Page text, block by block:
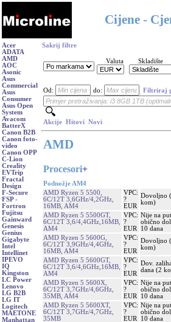
Cijene -
Acer
ADATA
AMD
AOC
Asonic
Asus
Commercial
Asus
Consumer
Asus Open
System
Avacom
BatterX
Canon B2B
Canon foto-
video
Canon OPP
C-Lion
Creality
EVTrip
Fractal
Design
F-Secure
FSP -
Fortron
Fujitsu
Gainward
Genesis
Genius
Gigabyte
Intel
Intellinet
IPEVO
IQ
Kingston
LC Power
Lenovo
LG B2B
LG IT
Logitech
MAETONE
Manhattan
Sakrij filtre
Valuta
Skladište
Od: do: Filtriraj
Akcije Hitovi Novi
AMD
Procesori+
Podnožje AM4
AMD Ryzen 5 5500,
6C/12T 3,6GHz/4,2GHz,
16MB, AM4
VPC:
?
EUR
Dovoljno
kom)
AMD Ryzen 5 5500GT,
6C/12T 3,6/4,4GHz,16MB,
AM4
VPC:
?
EUR
Nije na
obično
10 dana
AMD Ryzen 5 5600G,
6C/12T 3,9GHz/4,4GHz,
16MB, AM4
VPC:
?
EUR
Dovoljno
kom)
AMD Ryzen 5 5600GT,
6C/12T 3,6/4,6GHz,16MB,
AM4
VPC:
?
EUR
Dov.
dana (2
AMD Ryzen 5 5600X,
6C/12T 3,7GHz/4,6GHz,
35MB, AM4
VPC:
?
EUR
Nije na
obično
10 dana
AMD Ryzen 5 5600XT,
6C/12T 3,7GHz/4,7GHz,
35MB
VPC:
?
EUR
Nije na
obično
10 dana